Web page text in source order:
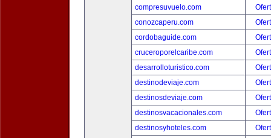
compresuvuelo.com
conozcaperu.com
cordobaguide.com
cruceroporelcaribe.com
desarrolloturistico.com
destinodeviaje.com
destinosdeviaje.com
destinosvacacionales.com
destinosyhoteles.com